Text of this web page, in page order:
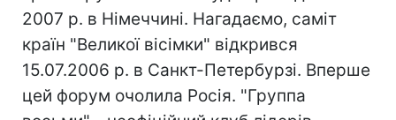
2007 р. в Німеччині. Нагадаємо, саміт
країн "Великої вісімки" відкрився
15.07.2006 р. в Санкт-Петербурзі. Вперше
цей форум очолила Росія. "Группа